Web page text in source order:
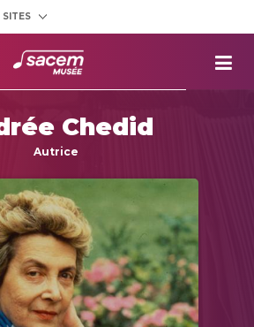
SITES
Chedid
Autrice